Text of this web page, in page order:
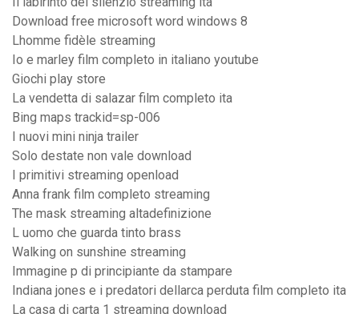
Download free microsoft word windows 8
Lhomme fidèle streaming
Io e marley film completo in italiano youtube
Giochi play store
La vendetta di salazar film completo ita
Bing maps trackid=sp-006
I nuovi mini ninja trailer
Solo destate non vale download
I primitivi streaming openload
Anna frank film completo streaming
The mask streaming altadefinizione
L uomo che guarda tinto brass
Walking on sunshine streaming
Immagine p di principiante da stampare
Indiana jones e i predatori dellarca perduta film completo ita
La casa di carta 1 streaming download